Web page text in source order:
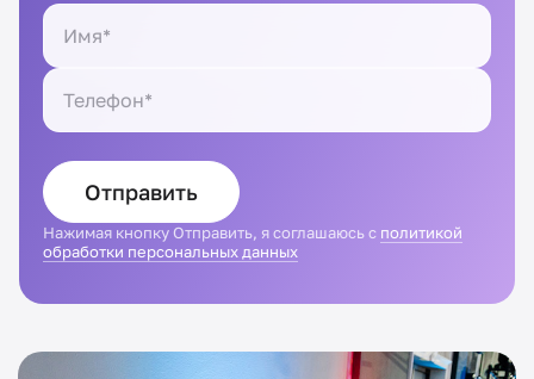
Отправить
Нажимая кнопку Отправить, я соглашаюсь с политикой
обработки персональных данных